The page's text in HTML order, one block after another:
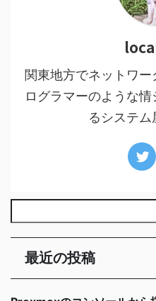
関東地方でネットワ
ログラマーのような
るシステム
最近の投稿